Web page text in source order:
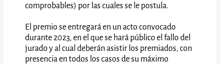
comprobables) por las cuales se le postula.
El premio se entregará en un acto convocado
durante 2023, en el que se hará público el fallo del
jurado y al cual deberán asistir los premiados, con
presencia en todos los casos de su máximo